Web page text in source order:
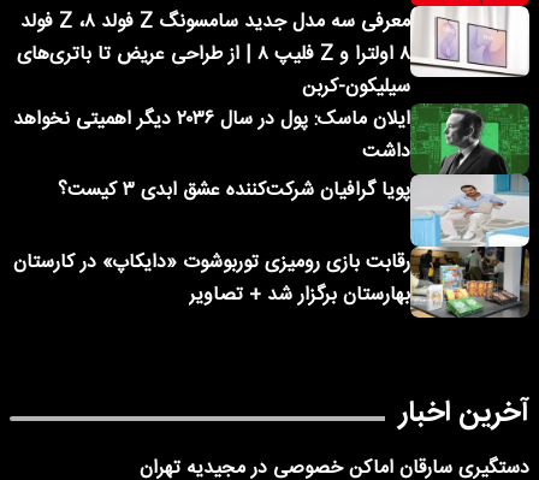
معرفی سه مدل جدید سامسونگ Z فولد ۸، Z فولد
۸ اولترا و Z فلیپ ۸ | از طراحی عریض تا باتری‌های
سیلیکون-کربن
ایلان ماسک: پول در سال ۲۰۳۶ دیگر اهمیتی نخواهد
داشت
پویا گرافیان شرکت‌کننده عشق ابدی ۳ کیست؟
رقابت بازی رومیزی توربوشوت «دایکاپ» در کارستان
بهارستان برگزار شد + تصاویر
آخرین اخبار
دستگیری سارقان اماکن خصوصی در مجیدیه تهران